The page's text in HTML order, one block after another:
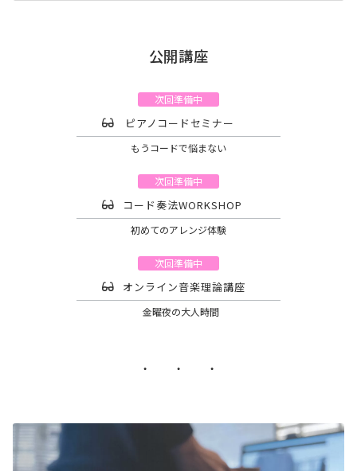
公開講座
次回準備中
ピアノコードセミナー
もうコードで悩まない
次回準備中
コード奏法WORKSHOP
初めてのアレンジ体験
次回準備中
オンライン音楽理論講座
金曜夜の大人時間
・ ・ ・